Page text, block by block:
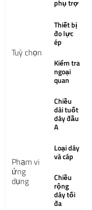
phụ trợ
Tuỳ chọn
Thiết bị
đo lực
ép
Kiểm tra
ngoại
quan
Phạm vi
ứng
dụng
Chiều
dài tuốt
dây đầu
A
Loại dây
và cáp
Chiều
rộng
dây tối
đa